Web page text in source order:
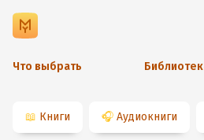
Что выбрать
📖 Книги 🎧 Аудиокниги